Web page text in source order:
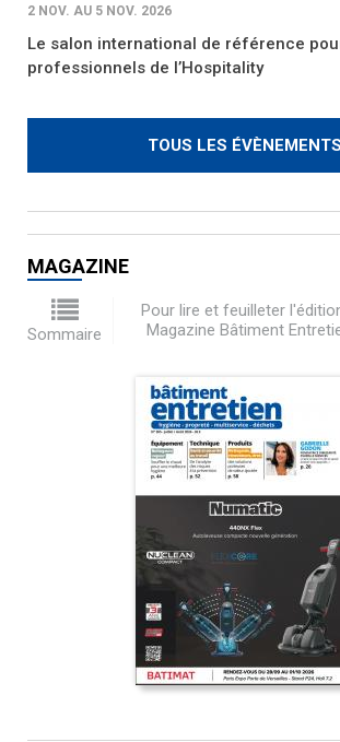
2 NOV. AU 5 NOV. 2026
Le salon international de référence
professionnels de l’Hospitality
TOUS LES ÉVÈNEMENTS
MAGAZINE
Sommaire
Pour lire et feuilleter
Magazine Bâtiment